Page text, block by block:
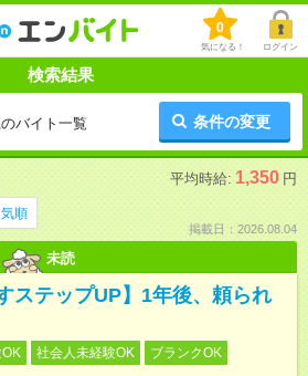
0
気になる！ ログイン
検索結果
バイト一覧 条件の変更
平均時給: 1,350 円
気順
掲載日：2026.08.04
未読
ステップUP】1年後、頼られ
社会人未経験OK
ブランクOK